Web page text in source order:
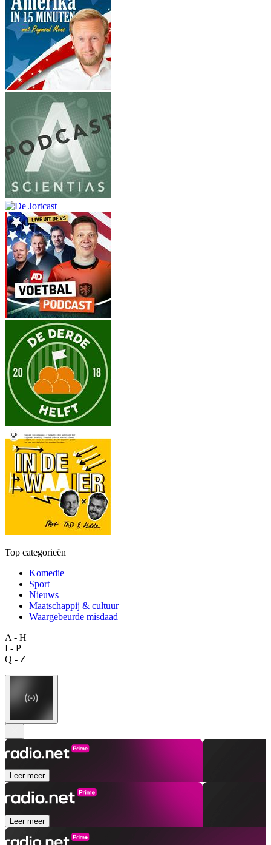
Top categorieën
Komedie
Sport
Nieuws
Maatschappij & cultuur
Waargebeurde misdaad
A - H
I - P
Q - Z
Leer meer
Leer meer